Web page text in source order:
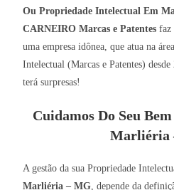
Ou Propriedade Intelectual Em
CARNEIRO Marcas e Patentes faz
uma empresa idônea, que atua na
Intelectual (Marcas e Patentes)
terá surpresas!
Cuidamos Do Seu
Marliéria
A gestão da sua Propriedade
Marliéria – MG, depende da